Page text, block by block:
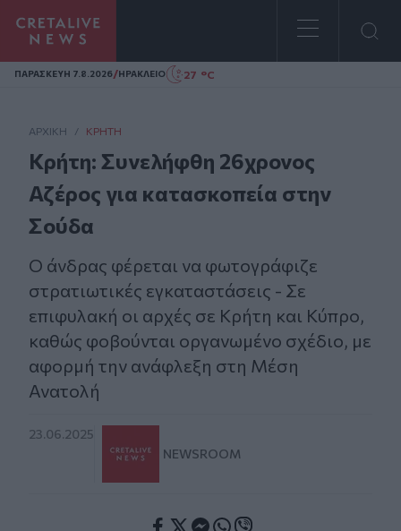
Homepage
ΠΑΡΑΣΚΕΥΗ 7.8.2026/ΗΡΑΚΛΕΙΟ 27 °C
ΑΡΧΙΚΗ / ΚΡΉΤΗ
Κρήτη: Συνελήφθη 26χρονος
Αζέρος για κατασκοπεία στην
Σούδα
Ο άνδρας φέρεται να φωτογράφιζε
στρατιωτικές εγκαταστάσεις - Σε
επιφυλακή οι αρχές σε Κρήτη και Κύπρο,
καθώς φοβούνται οργανωμένο σχέδιο, με
αφορμή την ανάφλεξη στη Μέση
Ανατολή
23.06.2025
NEWSROOM